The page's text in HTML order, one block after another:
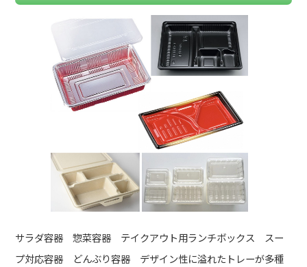
サラダ容器 惣菜容器 テイクアウト用ランチボックス スー
プ対応容器 どんぶり容器 デザイン性に溢れたトレーが多種